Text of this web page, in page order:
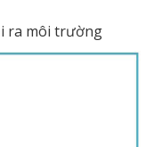
ra môi trường